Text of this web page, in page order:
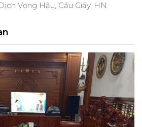
Vọng Hậu, Cầu Giấy, HN